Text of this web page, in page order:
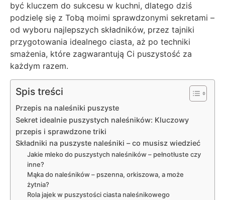
być kluczem do sukcesu w kuchni, dlatego dziś
podzielę się z Tobą moimi sprawdzonymi sekretami –
od wyboru najlepszych składników, przez tajniki
przygotowania idealnego ciasta, aż po techniki
smażenia, które zagwarantują Ci puszystość za
każdym razem.
Spis treści
Przepis na naleśniki puszyste
Sekret idealnie puszystych naleśników: Kluczowy
przepis i sprawdzone triki
Składniki na puszyste naleśniki – co musisz wiedzieć
Jakie mleko do puszystych naleśników – pełnotłuste czy
inne?
Mąka do naleśników – pszenna, orkiszowa, a może
żytnia?
Rola jajek w puszystości ciasta naleśnikowego